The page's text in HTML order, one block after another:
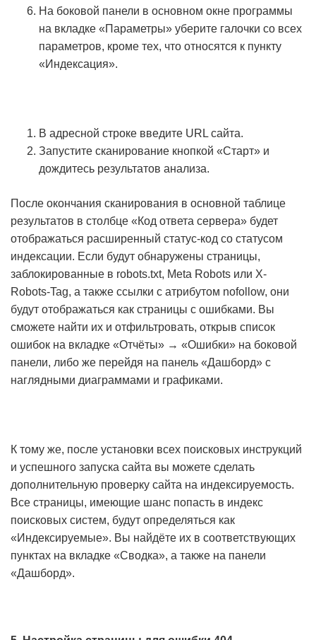
На боковой панели в основном окне программы
на вкладке «Параметры» уберите галочки со всех
параметров, кроме тех, что относятся к пункту
«Индексация».
В адресной строке введите URL сайта.
Запустите сканирование кнопкой «Старт» и
дождитесь результатов анализа.
После окончания сканирования в основной таблице
результатов в столбце «Код ответа сервера» будет
отображаться расширенный статус-код со статусом
индексации. Если будут обнаружены страницы,
заблокированные в robots.txt, Meta Robots или X-
Robots-Tag, а также ссылки с атрибутом nofollow, они
будут отображаться как страницы с ошибками. Вы
сможете найти их и отфильтровать, открыв список
ошибок на вкладке «Отчёты» → «Ошибки» на боковой
панели, либо же перейдя на панель «Дашборд» с
наглядными диаграммами и графиками.
К тому же, после установки всех поисковых инструкций
и успешного запуска сайта вы можете сделать
дополнительную проверку сайта на индексируемость.
Все страницы, имеющие шанс попасть в индекс
поисковых систем, будут определяться как
«Индексируемые». Вы найдёте их в соответствующих
пунктах на вкладке «Сводка», а также на панели
«Дашборд».